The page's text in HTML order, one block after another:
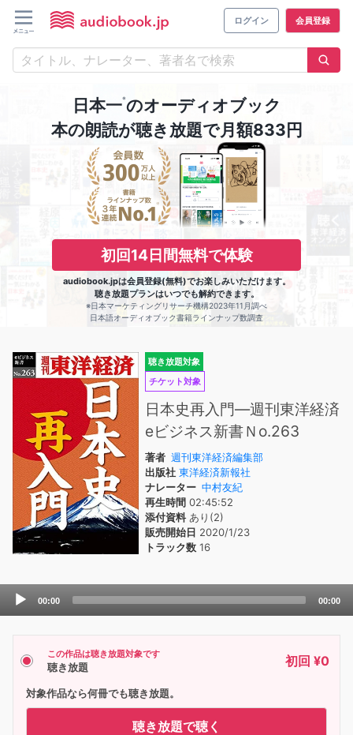
ログイン 会員登録
日本一※のオーディオブック
本の朗読が聴き放題で月額833円
初回14日間無料で体験
audiobook.jpは会員登録(無料)でお楽しみいただけます。
聴き放題プランはいつでも解約できます。
※日本マーケティングリサーチ機構2023年11月調べ
日本語オーディオブック書籍ラインナップ数調査
聴き放題対象
チケット対象
日本史再入門―週刊東洋経済
eビジネス新書Ｎo.263
著者 週刊東洋経済編集部
出版社 東洋経済新報社
ナレーター 中村友紀
再生時間 02:45:52
添付資料あり(2)
販売開始日 2020/1/23
トラック数 16
Audio
Player
00:00 00:00
この作品は聴き放題対象です
聴き放題 初回 ¥0
対象作品なら何冊でも聴き放題。
聴き放題で聴く